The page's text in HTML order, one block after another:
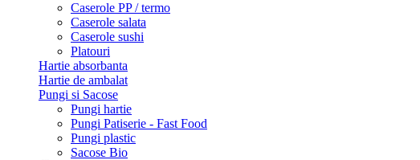
Caserole PP / termo
Caserole salata
Caserole sushi
Platouri
Hartie absorbanta
Hartie de ambalat
Pungi si Sacose
Pungi hartie
Pungi Patiserie - Fast Food
Pungi plastic
Sacose Bio